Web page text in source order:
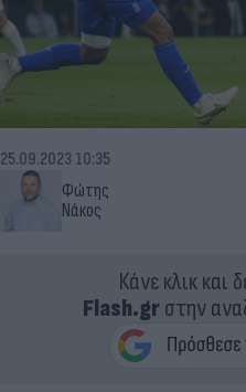
Φώτης
Νάκος
25.09.2023 10:35
Κάνε κλικ και
Flash.grστην